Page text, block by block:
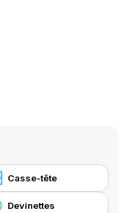
Casse-tête
Devinettes